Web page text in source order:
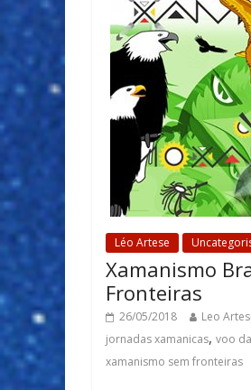
Léo Artese
Xamanismo
Fronteiras
26/05/2018 Leo
jornadas xamanicas, voo
xamanismo sem fronteiras